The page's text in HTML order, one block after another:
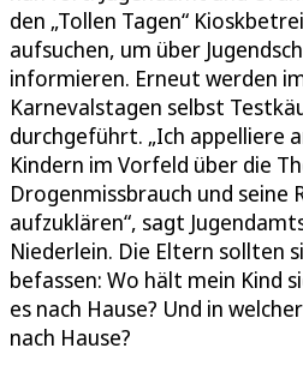
den „Tollen Tagen“
aufsuchen, um über
informieren. Erneut werden
Karnevalstagen selbst
durchgeführt. „Ich appelliere
Kindern im Vorfeld über die
Drogenmissbrauch und seine
aufzuklären“, sagt
Niederlein. Die Eltern sollten
befassen: Wo hält mein Kind
es nach Hause? Und in
nach Hause?